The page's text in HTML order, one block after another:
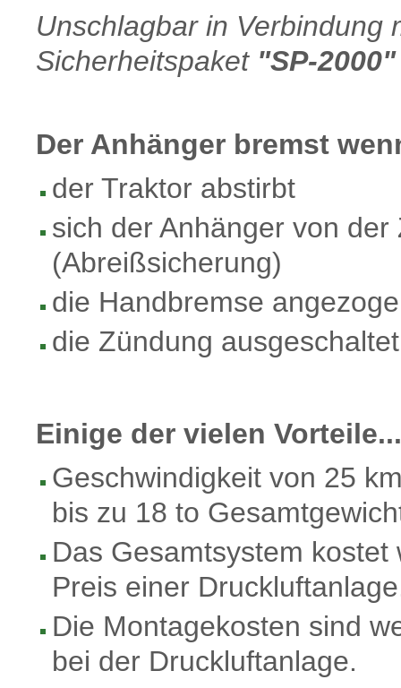
Unschlagbar in Verbindung
Sicherheitspaket "SP-2000"
Der Anhänger bremst
der Traktor abstirbt
sich der Anhänger von
(Abreißsicherung)
die Handbremse
die Zündung
Einige der vielen Vorteile...
Geschwindigkeit von 25
bis zu 18 to
Das Gesamtsystem
Preis einer
Die Montagekosten sind
bei der Druckluftanlage.